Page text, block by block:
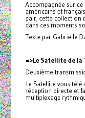
Accompagnée sur
américains et
pair, cette collection
dans ces moments
Texte par Gabrielle
=>Le Satellite de la
Deuxième
Le Satellite vous
réception directe et
multiplexage